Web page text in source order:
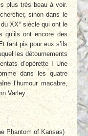
plus très beau à voir.
sinon dans le
XX° siècle qui ont le
qu’ils ont encore des
tant pis pour eux s’ils
les détournements
d’opérette ! Une
dans les quatre
l’humour macabre,
Varley.
Phantom of Kansas)